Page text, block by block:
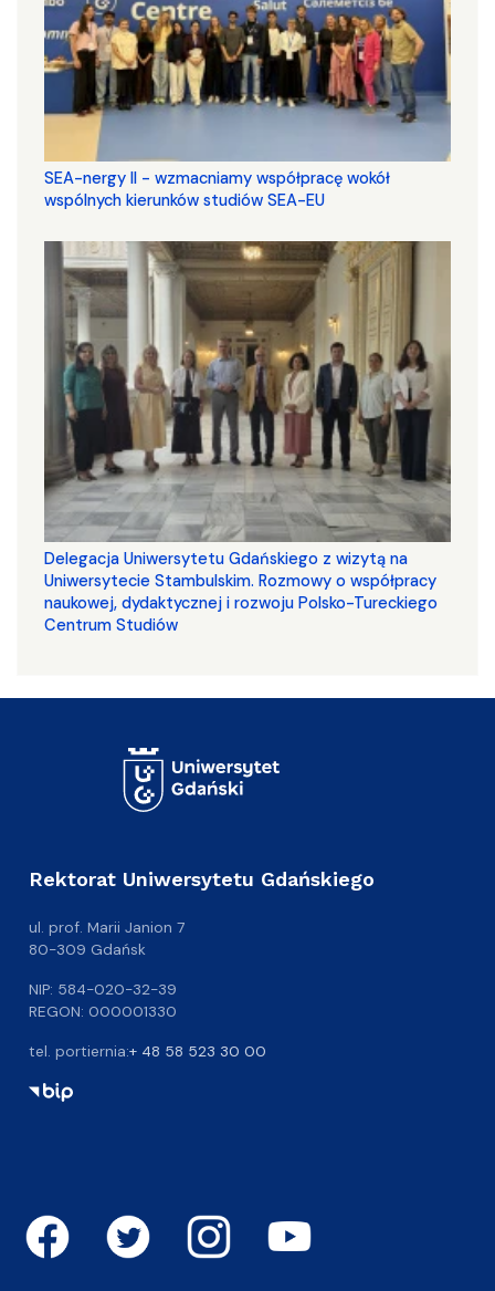
SEA-nergy II - wzmacniamy współpracę wokół
wspólnych kierunków studiów SEA-EU
Delegacja Uniwersytetu Gdańskiego z wizytą na
Uniwersytecie Stambulskim. Rozmowy o współpracy
naukowej, dydaktycznej i rozwoju Polsko-Tureckiego
Centrum Studiów
Rektorat Uniwersytetu Gdańskiego
ul. prof. Marii Janion 7
80-309 Gdańsk
NIP: 584-020-32-39
REGON: 000001330
tel. portiernia:+ 48 58 523 30 00